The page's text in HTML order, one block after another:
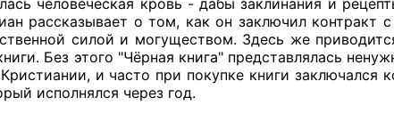
рассказывает о том, как он заключил
силой и могуществом. Здесь же
Без этого "Чёрная книга" представлялась
и часто при покупке книги
исполнялся через год.